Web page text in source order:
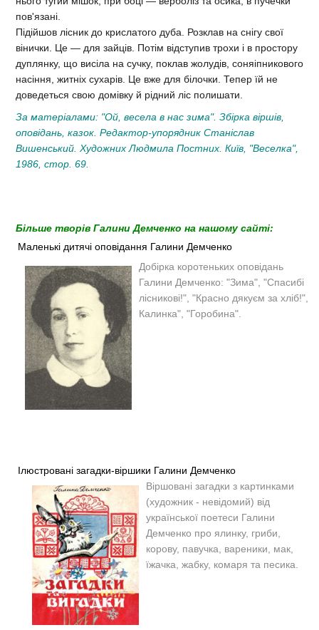
пов'язані.
Підійшов лісник до крислатого дуба. Розклав на снігу свої
вінички. Це — для зайців. Потім відступив трохи і в простору
дуплянку, що висіла на сучку, поклав жолудів, соняіпникового
насіння, житніх сухарів. Це вже для білочки. Тепер їй не
доведеться свою домівку й рідний ліс полишати.
За матеріалами: "Ой, весела в нас зима". Збірка віршів,
оповідань, казок. Редактор-упорядник Станіслав
Вишенський. Художних Людмила Постних. Київ, "Веселка",
1986, стор. 69.
Більше творів Галини Демченко на нашому сайті:
Маленькі дитячі оповідання Галини Демченко
Добірка коротеньких оповідань
Галини Демченко: "Зима", "Спасибі
лісникові!", "Красно дякуєм за хліб!",
Калинка", "Горобина".
Ілюстровані загадки-віршики Галини Демченко
Віршовані загадки з картинками
(художник - невідомий) від
української поетеси Галини
Демченко про ялинку, гриби,
корову, павучка, вареники, мак,
їжачка, жабку, комаря та песика.